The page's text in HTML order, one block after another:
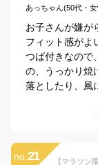
あっちゃん(50代・
お子さんが嫌が
フィット感がよ
つば付きなので
の、うっかり焼
落としたり、風
no. 21